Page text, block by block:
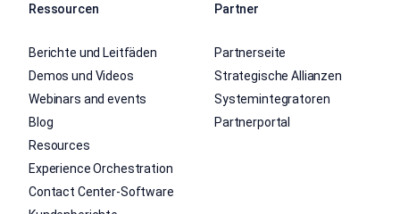
Ressourcen
Berichte und Leitfäden
Demos und Videos
Webinars and events
Blog
Resources
Experience Orchestration
Contact Center-Software
Partner
Partnerseite
Strategische Allianzen
Systemintegratoren
Partnerportal